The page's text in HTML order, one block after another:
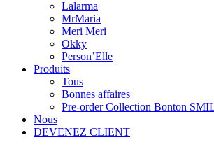
Lalarma
MrMaria
Meri Meri
Okky
Person’Elle
Produits
Tous
Bonnes affaires
Pre-order Collection Bonton
Nous
DEVENEZ CLIENT